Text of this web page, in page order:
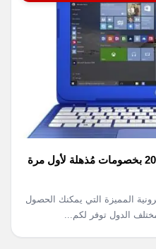
أفضل أنواع لاب توب امازون 2026 بخصومات مُذهلة لأول مرة
المميزة التي يمكنك الحصول
الدول توفر لكم...